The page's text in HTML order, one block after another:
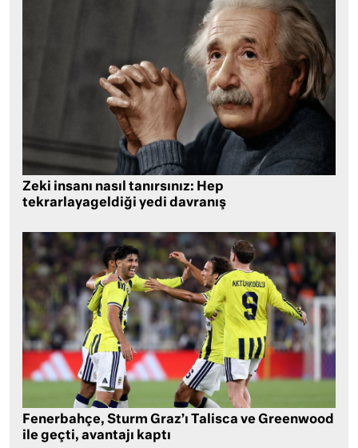
Zeki insanı nasıl tanırsınız: Hep
tekrarlayageldiği yedi davranış
Fenerbahçe, Sturm Graz’ı Talisca ve Greenwood
ile geçti, avantajı kaptı